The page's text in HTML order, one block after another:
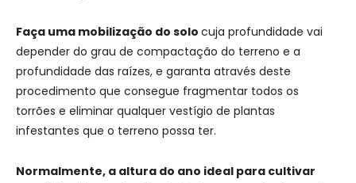
Faça uma mobilização do solo cuja profundidade vai
depender do grau de compactação do terreno e a
profundidade das raízes, e garanta através deste
procedimento que consegue fragmentar todos os
torrões e eliminar qualquer vestígio de plantas
infestantes que o terreno possa ter.
Normalmente, a altura do ano ideal para cultivar